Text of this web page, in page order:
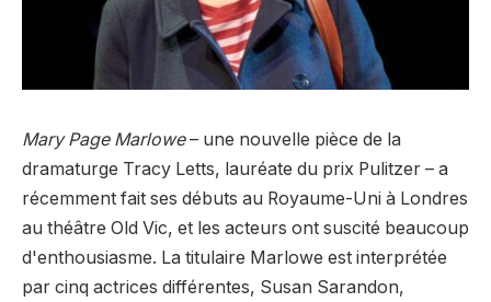
Mary Page Marlowe– une nouvelle pièce de la
dramaturge Tracy Letts, lauréate du prix Pulitzer – a
récemment fait ses débuts au Royaume-Uni à Londres
au théâtre Old Vic, et les acteurs ont suscité beaucoup
d'enthousiasme. La titulaire Marlowe est interprétée
par cinq actrices différentes, Susan Sarandon,